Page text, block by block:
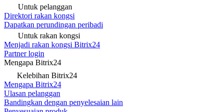
Untuk pelanggan
Direktori rakan kongsi
Dapatkan perundingan peribadi
Untuk rakan kongsi
Menjadi rakan kongsi Bitrix24
Partner login
Mengapa Bitrix24
Kelebihan Bitrix24
Mengapa Bitrix24
Ulasan pelanggan
Bandingkan dengan penyelesaian lain